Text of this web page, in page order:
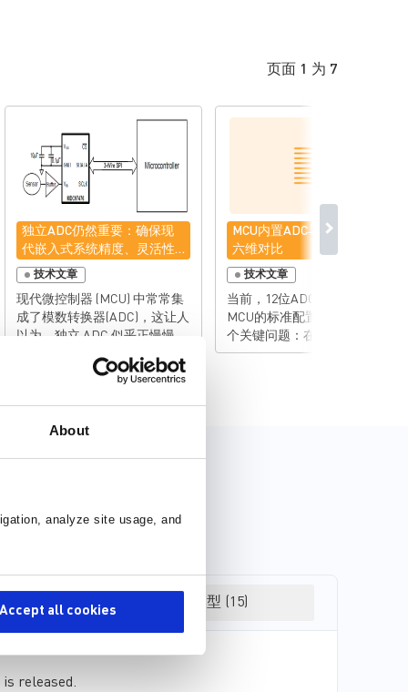
About
analyze site usage, and
Accept all cookies
页面 1 为 7
独立ADC仍然重要：确保现
代嵌入式系统精度、灵活性
与简洁性
技术文章
现代微控制器 (MCU) 中常常集
成了模数转换器(ADC)，这让人
以为，独立 ADC 似乎正慢慢退
出舞台。其实不然，对于从事
工业、仪器仪表和嵌入式应用
ADC 仍然是设计中不可或缺的
组件，因其在性能、布局灵活
以及模拟传感器的输出。尽管
时，它们可能会力不从心，例
如： 独立 ADC则能够满足上述
功能需求，它可以降低数字噪
最大的缺点是它们靠近MCU内
MCU内置ADC与外部ADC的
六维对比
技术文章
当前，12位ADC已成为大多数
MCU的标准配置，这引发了一
个关键问题：在何种情况下需
要采用独立的外部ADC？ 事实
便。 外部 ADC：需要额外的
3D 模型 (15)
released.